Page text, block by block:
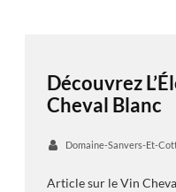
Découvrez
Cheval Blanc
Domaine-Sanvers-Et-
Article sur le Vin